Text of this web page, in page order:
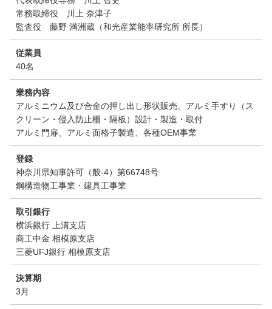
常務取締役 川上 奈津子
監査役 藤野 満洲蔵（和光産業能率研究所 所長）
従業員
40名
業務内容
アルミニウム及び合金の押し出し形状販売、アルミ手すり（ス
クリーン・侵入防止柵・隔板）設計・製造・取付
アルミ門扉、アルミ面格子製造、各種OEM事業
登録
神奈川県知事許可（般-4）第66748号
鋼構造物工事業・建具工事業
取引銀行
横浜銀行 上溝支店
商工中金 相模原支店
三菱UFJ銀行 相模原支店
決算期
3月